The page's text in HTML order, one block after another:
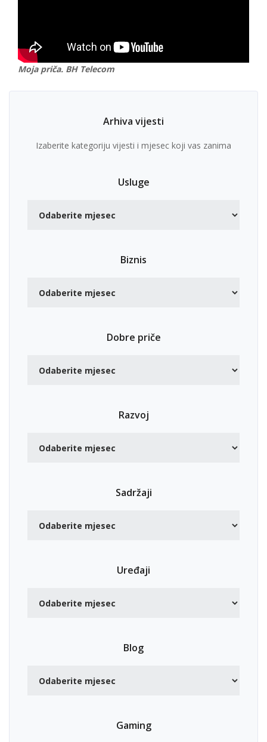
Moja priča. BH Telecom
Arhiva vijesti
Izaberite kategoriju vijesti i mjesec koji vas zanima
Usluge
Biznis
Dobre priče
Razvoj
Sadržaji
Uređaji
Blog
Gaming